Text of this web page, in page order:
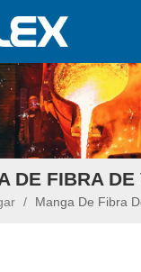
DE FIBRA DE
/ Manga De Fibra